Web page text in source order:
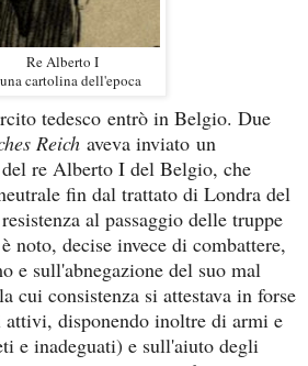
Re Alberto I
cartolina dell'epoca
tedesco entrò in Belgio. Due
Reich aveva inviato un
re Alberto I del Belgio, che
fin dal trattato di Londra del
al passaggio delle truppe
noto, decise invece di combattere,
e sull'abnegazione del suo mal
cui consistenza si attestava in forse
attivi, disponendo inoltre di armi e
e inadeguati) e sull'aiuto degli